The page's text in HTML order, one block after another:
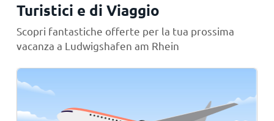
Turistici e di Viaggio
Scopri fantastiche offerte per la tua prossima
vacanza a Ludwigshafen am Rhein